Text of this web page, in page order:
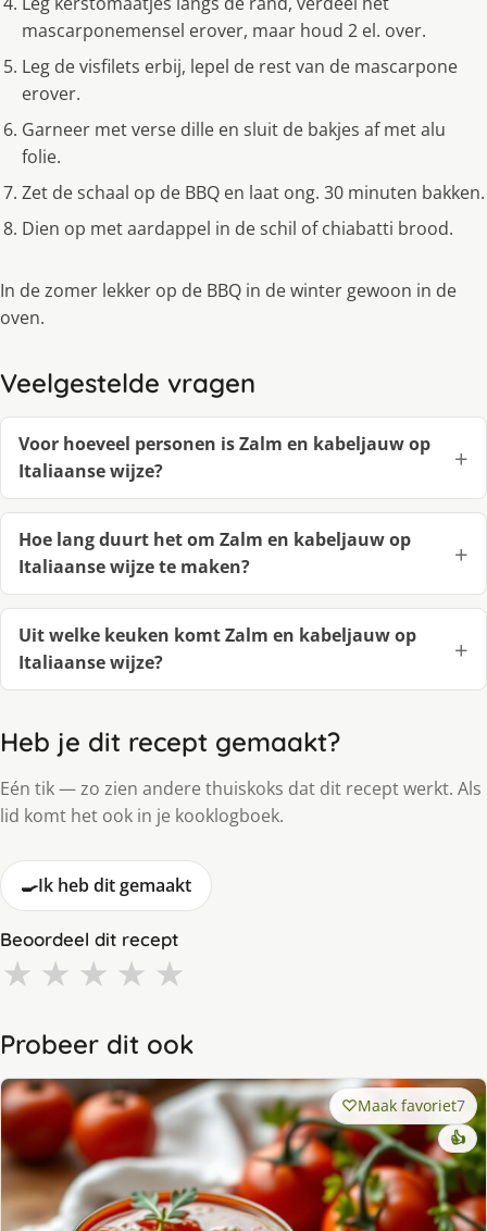
mascarponemensel erover, maar houd 2 el. over.
Leg de visfilets erbij, lepel de rest van de mascarpone
erover.
Garneer met verse dille en sluit de bakjes af met alu
folie.
Zet de schaal op de BBQ en laat ong. 30 minuten bakken.
Dien op met aardappel in de schil of chiabatti brood.
In de zomer lekker op de BBQ in de winter gewoon in de
oven.
Veelgestelde vragen
Voor hoeveel personen is Zalm en kabeljauw op
Italiaanse wijze?
Hoe lang duurt het om Zalm en kabeljauw op
Italiaanse wijze te maken?
Uit welke keuken komt Zalm en kabeljauw op
Italiaanse wijze?
Heb je dit recept gemaakt?
Eén tik — zo zien andere thuiskoks dat dit recept werkt. Als
lid komt het ook in je kooklogboek.
🍳Ik heb dit gemaakt
Beoordeel dit recept
★ ★ ★ ★ ★
Probeer dit ook
Maak favoriet7
👍